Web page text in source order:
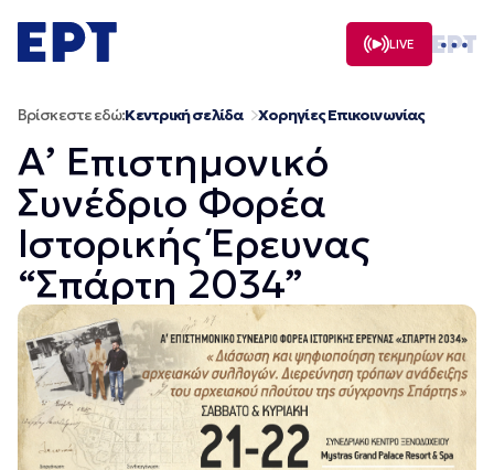
σε
περιεχόμενο
LIVE
Βρίσκεστε εδώ:Κεντρική σελίδα Χορηγίες Επικοινωνίας
Α’ Επιστημονικό
Συνέδριο Φορέα
Ιστορικής Έρευνας
“Σπάρτη 2034”